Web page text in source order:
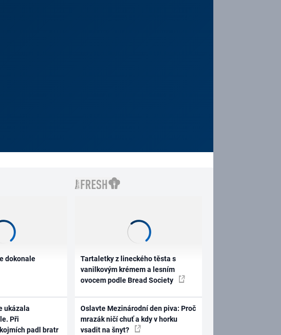
dokonale
ukázala
Při
padl bratr
Tartaletky z lineckého těsta s
vanilkovým krémem a lesním
ovocem podle Bread Society
Oslavte Mezinárodní den piva: Proč
mrazák ničí chuť a kdy v horku
vsadit na šnyt?